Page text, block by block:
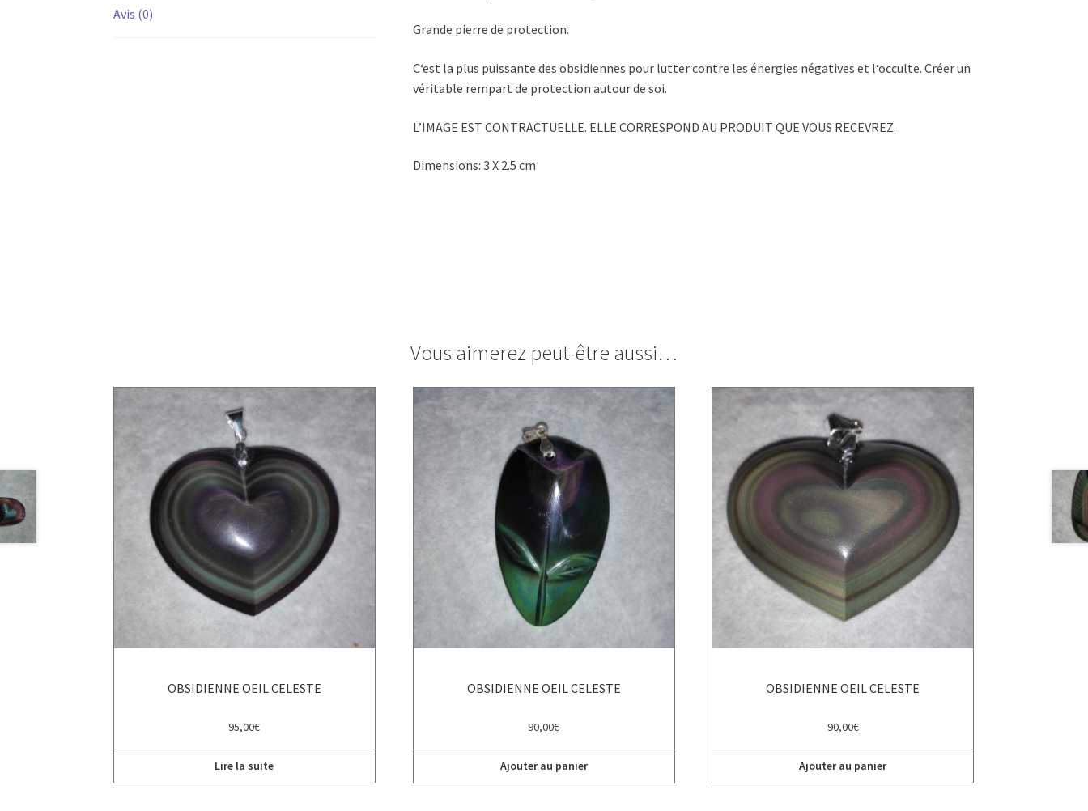
Avis (0)
Grande pierre de protection.
C‘est la plus puissante des obsidiennes pour lutter contre les énergies négatives et l‘occulte. Créer un
véritable rempart de protection autour de soi.
L’IMAGE EST CONTRACTUELLE. ELLE CORRESPOND AU PRODUIT QUE VOUS RECEVREZ.
Dimensions: 3 X 2.5 cm
Vous aimerez peut-être aussi…
OBSIDIENNE OEIL CELESTE
95,00€
Lire la suite
OBSIDIENNE OEIL CELESTE
90,00€
Ajouter au panier
OBSIDIENNE OEIL CELESTE
90,00€
Ajouter au panier